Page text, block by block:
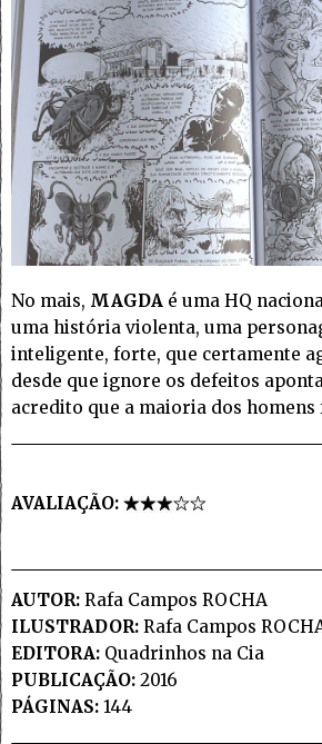
No mais, MAGDA é uma HQ
uma história violenta, uma
inteligente, forte, que certamente
desde que ignore os defeitos
acredito que a maioria dos homens
AVALIAÇÃO:
AUTOR: Rafa Campos ROCHA
ILUSTRADOR: Rafa Campos
EDITORA: Quadrinhos na Cia
PUBLICAÇÃO: 2016
PÁGINAS: 144